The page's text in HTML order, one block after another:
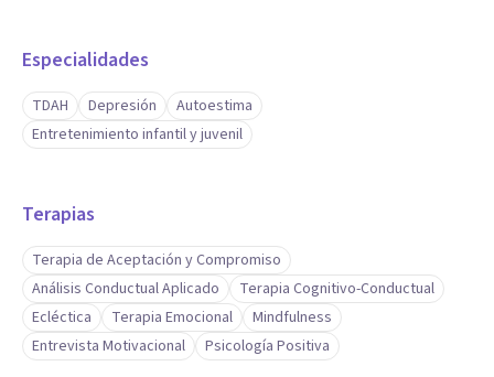
Especialidades
TDAH Depresión
Autoestima
Entretenimiento infantil y juvenil
Terapias
Terapia de Aceptación y Compromiso
Análisis Conductual Aplicado
Terapia Cognitivo-Conductual
Ecléctica
Terapia Emocional
Mindfulness
Entrevista Motivacional
Psicología Positiva